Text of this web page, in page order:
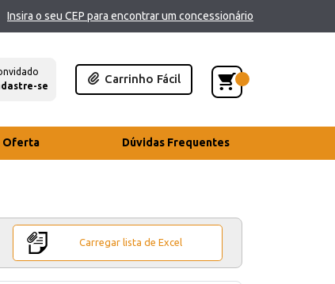
Insira o seu CEP para encontrar um concessionário
se
Carrinho Fácil
Oferta Dúvidas Frequentes
Carregar lista de Excel